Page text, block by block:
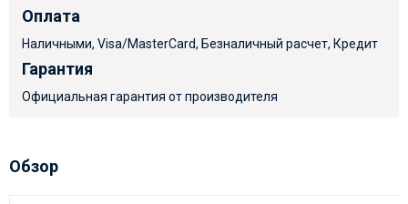
Оплата
Наличными, Visa/MasterCard, Безналичный расчет, Кредит
Гарантия
Официальная гарантия от производителя
Обзор